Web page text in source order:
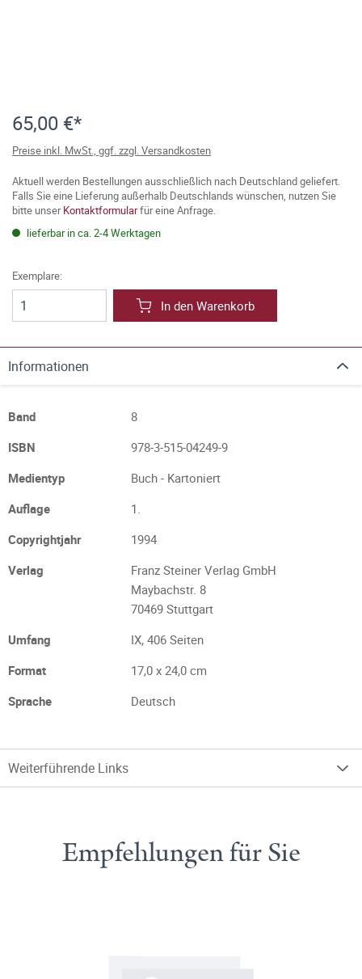
65,00 €*
Preise inkl. MwSt., ggf. zzgl. Versandkosten
Aktuell werden Bestellungen ausschließlich nach Deutschland geliefert.
Falls Sie eine Lieferung außerhalb Deutschlands wünschen, nutzen Sie
bitte unserKontaktformularfür eine Anfrage.
lieferbar in ca. 2-4 Werktagen
Exemplare:
In den Warenkorb
Informationen
Band
8
ISBN
978-3-515-04249-9
Medientyp
Buch - Kartoniert
Auflage
1.
Copyrightjahr
1994
Verlag
Franz Steiner Verlag GmbH
Maybachstr. 8
70469 Stuttgart
Umfang
IX, 406 Seiten
Format
17,0 x 24,0 cm
Sprache
Deutsch
Weiterführende Links
Empfehlungen für Sie